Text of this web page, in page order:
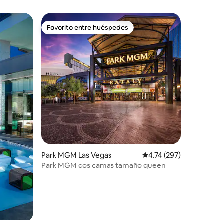
Favorito entre huéspedes
Favorito entre huéspedes
Park MGM Las Vegas Calificación promedio:
4.74 (297)
Park MGM dos camas tamaño queen